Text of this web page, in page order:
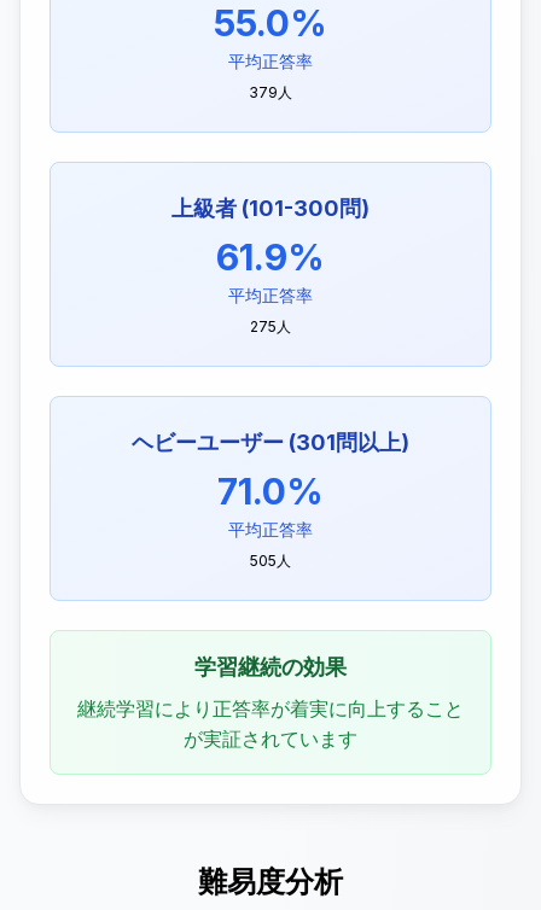
55.0%
平均正答率
379人
上級者 (101-300問)
61.9%
平均正答率
275人
ヘビーユーザー (301問以上)
71.0%
平均正答率
505人
学習継続の効果
継続学習により正答率が着実に向上すること
が実証されています
難易度分析